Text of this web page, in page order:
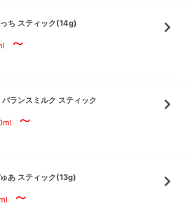
ち スティック(14g)
～
バランスミルク スティック
～
あ スティック(13g)
～